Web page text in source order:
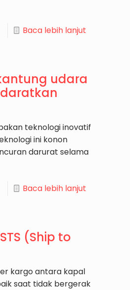
Baca lebih lanjut
udara
teknologi inovatif
ini konon
darurat selama
Baca lebih lanjut
(Ship to
kargo antara kapal
saat tidak bergerak